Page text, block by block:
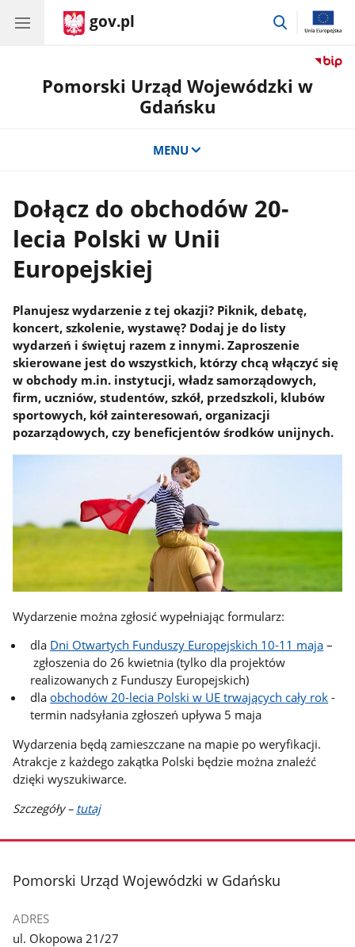
gov.pl
przejdź
Pomorski Urząd Wojewódzki w
Gdańsku
MENU
Dołącz do obchodów 20-
lecia Polski w Unii
Europejskiej
Planujesz wydarzenie z tej okazji? Piknik, debatę,
koncert, szkolenie, wystawę? Dodaj je do listy
wydarzeń i świętuj razem z innymi. Zaproszenie
skierowane jest do wszystkich, którzy chcą włączyć się
w obchody m.in. instytucji, władz samorządowych,
firm, uczniów, studentów, szkół, przedszkoli, klubów
sportowych, kół zainteresowań, organizacji
pozarządowych, czy beneficjentów środków unijnych.
Wydarzenie można zgłosić wypełniając formularz:
dla Dni Otwartych Funduszy Europejskich 10-11 maja –
zgłoszenia do 26 kwietnia (tylko dla projektów
realizowanych z Funduszy Europejskich)
dlaobchodów 20-lecia Polski w UE trwających cały rok -
termin nadsyłania zgłoszeń upływa 5 maja
Wydarzenia będą zamieszczane na mapie po weryfikacji.
Atrakcje z każdego zakątka Polski będzie można znaleźć
dzięki wyszukiwarce.
Szczegóły – tutaj
stopka
Pomorski Urząd Wojewódzki w Gdańsku
ADRES
ul. Okopowa 21/27